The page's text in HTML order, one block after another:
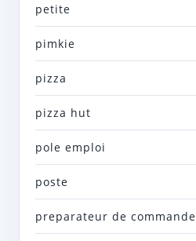
petite
pimkie
pizza
pizza hut
pole emploi
poste
preparateur de commande